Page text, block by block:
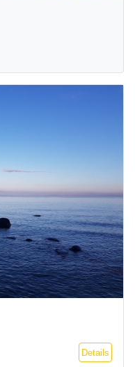
Details